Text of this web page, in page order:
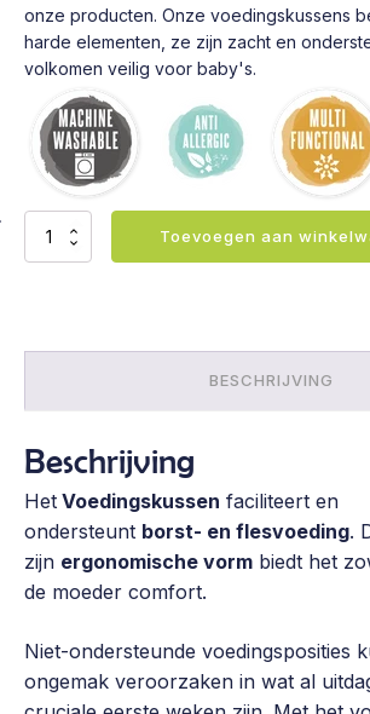
onze producten. Onze voedingskussens
harde elementen, ze zijn zacht en
volkomen veilig voor baby's.
Voedingskussen
Toevoegen aan
BESCHRIJVING
Beschrijving
Het Voedingskussen faciliteert en
ondersteunt borst- en flesvoeding.
zijn ergonomische vorm biedt het
de moeder comfort.
Niet-ondersteunde voedingsposities
ongemak veroorzaken in wat al